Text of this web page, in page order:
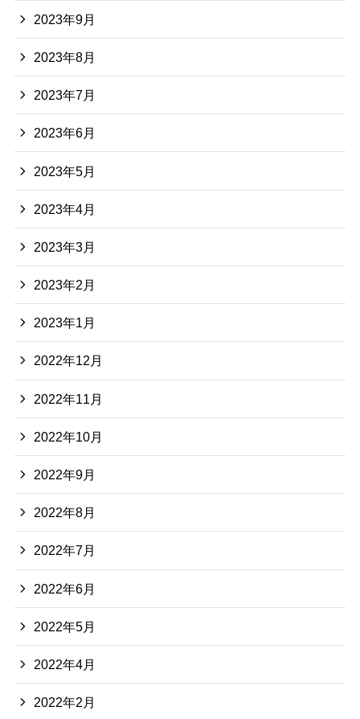
2023年9月
2023年8月
2023年7月
2023年6月
2023年5月
2023年4月
2023年3月
2023年2月
2023年1月
2022年12月
2022年11月
2022年10月
2022年9月
2022年8月
2022年7月
2022年6月
2022年5月
2022年4月
2022年2月